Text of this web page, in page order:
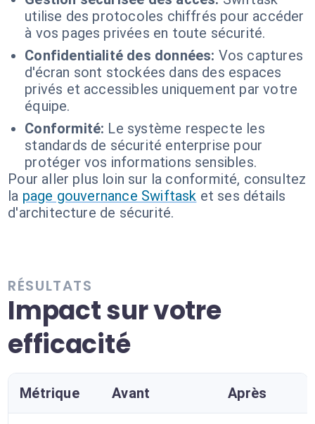
utilise des protocoles chiffrés pour accéder
à vos pages privées en toute sécurité.
Confidentialité des données: Vos captures
d'écran sont stockées dans des espaces
privés et accessibles uniquement par votre
équipe.
Conformité: Le système respecte les
standards de sécurité enterprise pour
protéger vos informations sensibles.
Pour aller plus loin sur la conformité, consultez
la page gouvernance Swiftask et ses détails
d'architecture de sécurité.
RÉSULTATS
Impact sur votre
efficacité
Métrique Avant Après